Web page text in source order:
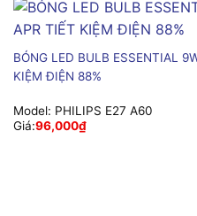
BÓNG LED BULB ESSENTIAL
KIỆM ĐIỆN 88%
Model: PHILIPS E27 A60
Giá:96,000₫